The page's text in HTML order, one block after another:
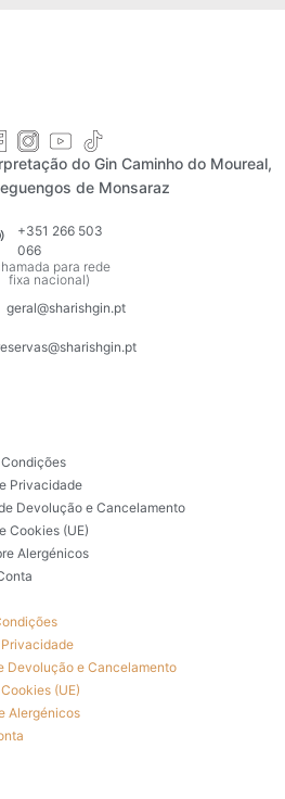
do Gin Caminho do Moureal,
de Monsaraz
+351 266 503
066
para rede
fixa nacional)
geral@sharishgin.pt
Privacidade
Devolução e Cancelamento
Cookies (UE)
Alergénicos
Devolução e Cancelamento
(UE)
Alergénicos